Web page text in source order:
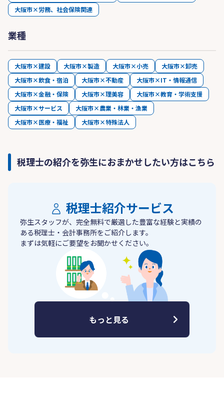
大阪市×労務、社会保険関連
業種
大阪市×建設 大阪市×製造 大阪市×小売
大阪市×卸売
大阪市×飲食・宿泊
大阪市×不動産
大阪市×IT・情報通信
大阪市×金融・保険
大阪市×理美容
大阪市×教育・学術支援
大阪市×サービス
大阪市×農業・林業・漁業
大阪市×医療・福祉
大阪市×特殊法人
税理士の紹介を弥生におまかせしたい方はこちら
税理士紹介サービス
弥生スタッフが、完全無料で厳選した豊富な経験と実績の
ある税理士・会計事務所をご紹介します。
まずは気軽にご要望をお聞かせください。
もっと見る